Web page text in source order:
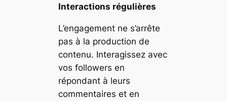
Interactions régulières
L’engagement ne s’arrête
pas à la production de
contenu. Interagissez avec
vos followers en
répondant à leurs
commentaires et en